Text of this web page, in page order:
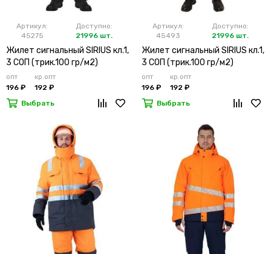
Артикул:
45275
Доступно:
21996 шт.
Жилет сигнальный SIRIUS кл.1,
3 СОП (трик.100 гр/м2)
лимонный
опт
196 ₽
кр.опт
192 ₽
Выбрать
Артикул:
45493
Доступно:
21996 шт.
Жилет сигнальный SIRIUS кл.1,
3 СОП (трик.100 гр/м2)
оранжевый
опт
196 ₽
кр.опт
192 ₽
Выбрать